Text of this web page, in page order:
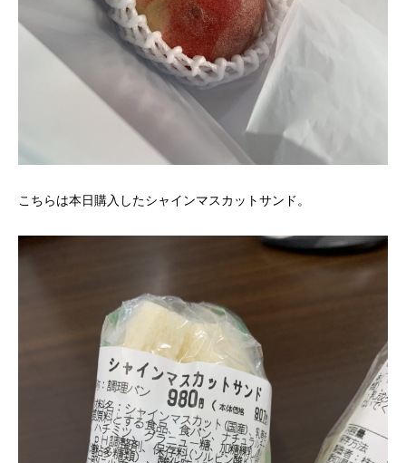
こちらは本日購入したシャインマスカットサンド。